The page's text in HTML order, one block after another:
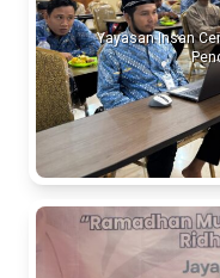
Yayasan Insan